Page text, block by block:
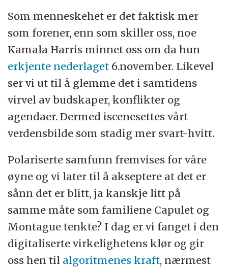
Som menneskehet er det faktisk mer
som forener, enn som skiller oss, noe
Kamala Harris minnet oss om da hun
erkjente nederlaget 6.november. Likevel
ser vi ut til å glemme det i samtidens
virvel av budskaper, konflikter og
agendaer. Dermed iscenesettes vårt
verdensbilde som stadig mer svart-hvitt.
Polariserte samfunn fremvises for våre
øyne og vi later til å akseptere at det er
sånn det er blitt, ja kanskje litt på
samme måte som familiene Capulet og
Montague tenkte? I dag er vi fanget i den
digitaliserte virkelighetens klør og gir
oss hen til algoritmenes kraft, nærmest